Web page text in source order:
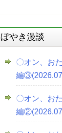
ぼやき漫談
〇オン、お
編
〇オン、お
編